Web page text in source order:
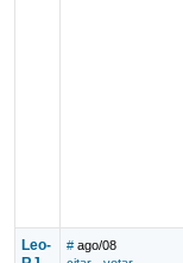
Leo-
# ago/08